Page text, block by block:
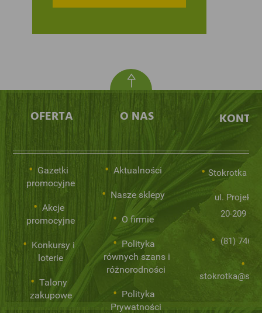
OFERTA
Gazetki
promocyjne
Akcje
promocyjne
Konkursy i
loterie
Talony
zakupowe
O NAS
Aktualności
Nasze sklepy
O firmie
Polityka
równych szans i
różnorodności
Polityka
Prywatności
Stokrotka
ul.
20-209
(81) 746